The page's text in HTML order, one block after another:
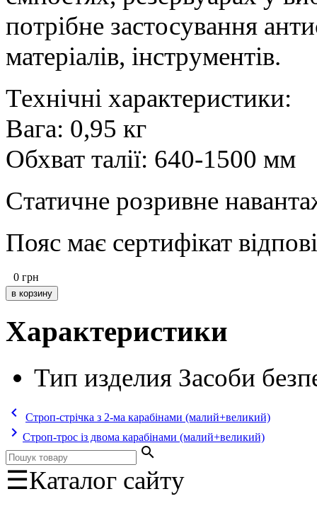
потрібне застосування
матеріалів, інструментів.
Технічні характеристики:
Вага: 0,95 кг
Обхват талії: 640-1500 мм
Статичне розривне
Пояс має сертифікат
0 грн
Характеристики
Тип изделия Засоби
keyboard_arrow_left Строп-стрічка з 2-ма карабінами (малий+великий)
keyboard_arrow_right Строп-трос із двома карабінами (малий+великий)
search
☰Каталог сайту